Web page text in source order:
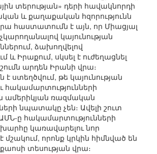
տերության» դերի հավակնորդի
և քաղաքական հզորությունն
հաստատումն է այն, որ Միացյալ
կայունության
ձախողվելով
և Իրաքում, սկսել է ուժեղացնել
արդեն Իրանի վրա։
է ստեղծվում, թե կայունության
հակամարտությունների
ամերիկյան ռազմական
նպատակը չեն։ Ավելի շուտ
ը հակամարտությունների
կառավարելու նոր
մշակում, որոնք կրկին հիմնված են
տեսության վրա։